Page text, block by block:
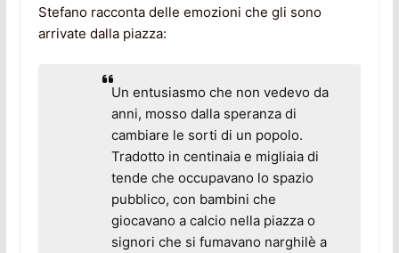
Stefano racconta delle emozioni che gli sono
arrivate dalla piazza:
Un entusiasmo che non vedevo da
anni, mosso dalla speranza di
cambiare le sorti di un popolo.
Tradotto in centinaia e migliaia di
tende che occupavano lo spazio
pubblico, con bambini che
giocavano a calcio nella piazza o
signori che si fumavano narghilè a